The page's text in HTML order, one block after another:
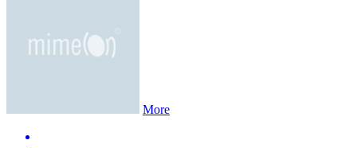
More